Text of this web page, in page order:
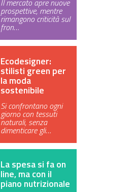
Il mercato apre nuove
prospettive, mentre
rimangono criticità sul
fron…
Ecodesigner:
stilisti green per
la moda
sostenibile
Si confrontano ogni
giorno con tessuti
naturali, senza
dimenticare gli…
La spesa si fa on
line, ma con il
piano nutrizionale